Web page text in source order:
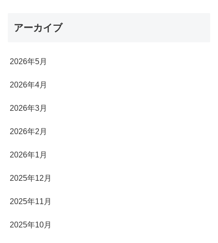
アーカイブ
2026年5月
2026年4月
2026年3月
2026年2月
2026年1月
2025年12月
2025年11月
2025年10月